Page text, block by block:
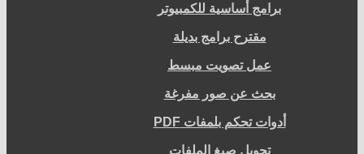
برامج أساسية للكمبيوتر
مقترح برامج بديلة
عمل تصويت مبسط
بحث عن صور مفرغة
أدوات تحكم بلمفات PDF
تحويل صيغ الملفات